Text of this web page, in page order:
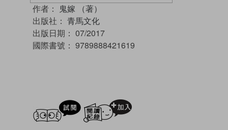
作者： 鬼嫁 （著）
出版社： 青馬文化
出版日期： 07/2017
國際書號： 9789888421619
試閲